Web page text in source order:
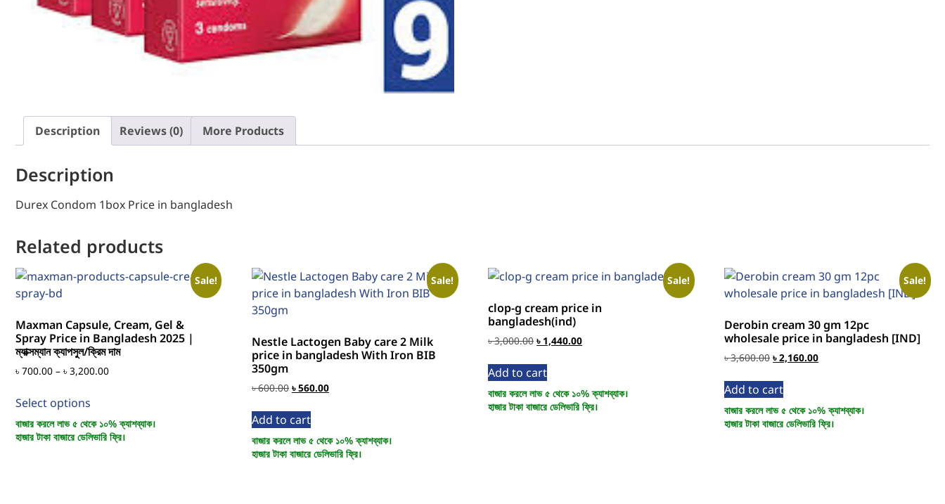
Description Reviews (0) More Products
Description
Durex Condom 1box Price in bangladesh
Related products
Sale!
Maxman Capsule, Cream, Gel &
Spray Price in Bangladesh 2025 |
ম্যাক্সম্যান ক্যাপসুল/ক্রিম দাম
৳ 700.00 – ৳ 3,200.00
Select options
বাজার করলে লাভ ৫ থেকে ১০% ক্যাশব্যাক।
হাজার টাকা বাজারে ডেলিভারি ফ্রি।
Sale!
Nestle Lactogen Baby care 2 Milk
price in bangladesh With Iron BIB
350gm
৳600.00 ৳560.00
Add to cart
বাজার করলে লাভ ৫ থেকে ১০% ক্যাশব্যাক।
হাজার টাকা বাজারে ডেলিভারি ফ্রি।
Sale!
clop-g cream price in
bangladesh(ind)
৳3,000.00 ৳ 1,440.00
Add to cart
বাজার করলে লাভ ৫ থেকে ১০% ক্যাশব্যাক।
হাজার টাকা বাজারে ডেলিভারি ফ্রি।
Sale!
Derobin cream 30 gm 12pc
wholesale price in bangladesh [IND]
৳3,600.00 ৳2,160.00
Add to cart
বাজার করলে লাভ ৫ থেকে ১০% ক্যাশব্যাক।
হাজার টাকা বাজারে ডেলিভারি ফ্রি।